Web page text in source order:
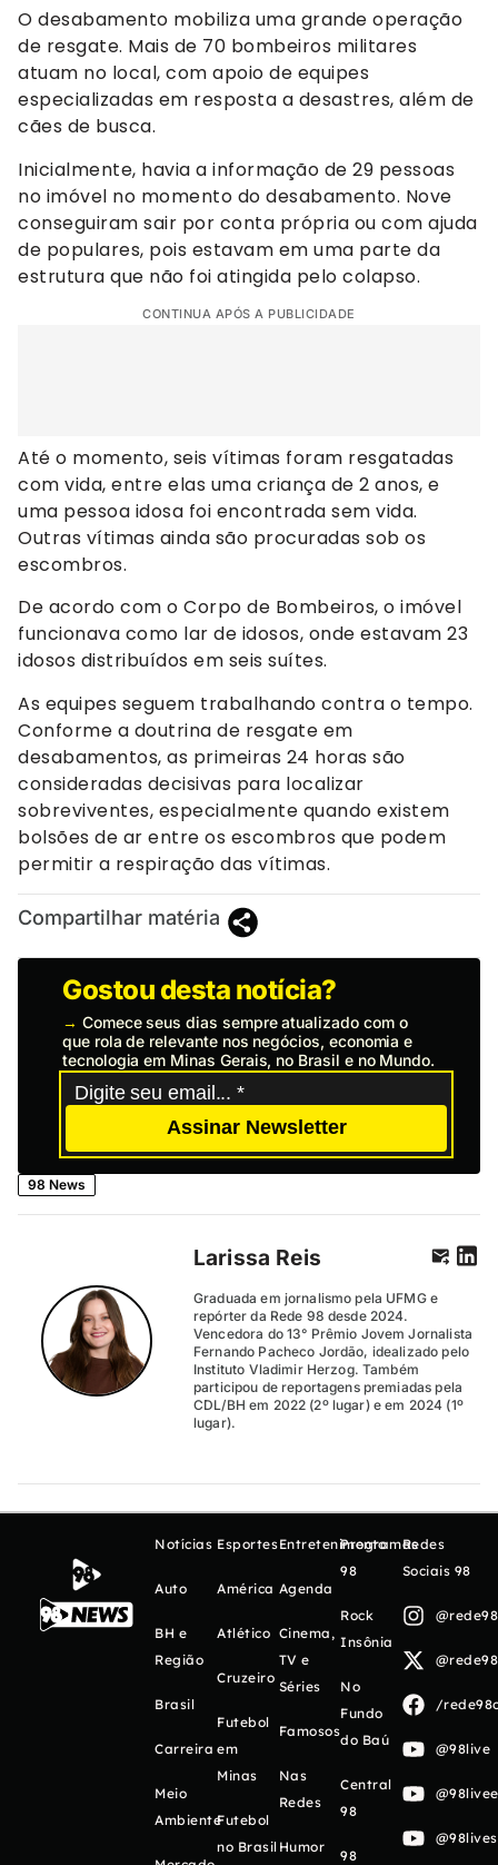
O desabamento mobiliza uma grande operação
de resgate. Mais de 70 bombeiros militares
atuam no local, com apoio de equipes
especializadas em resposta a desastres, além de
cães de busca.
Inicialmente, havia a informação de 29 pessoas
no imóvel no momento do desabamento. Nove
conseguiram sair por conta própria ou com ajuda
de populares, pois estavam em uma parte da
estrutura que não foi atingida pelo colapso.
CONTINUA APÓS A PUBLICIDADE
Até o momento, seis vítimas foram resgatadas
com vida, entre elas uma criança de 2 anos, e
uma pessoa idosa foi encontrada sem vida.
Outras vítimas ainda são procuradas sob os
escombros.
De acordo com o Corpo de Bombeiros, o imóvel
funcionava como lar de idosos, onde estavam 23
idosos distribuídos em seis suítes.
As equipes seguem trabalhando contra o tempo.
Conforme a doutrina de resgate em
desabamentos, as primeiras 24 horas são
consideradas decisivas para localizar
sobreviventes, especialmente quando existem
bolsões de ar entre os escombros que podem
permitir a respiração das vítimas.
Compartilhar matéria
Gostou desta notícia?
→ Comece seus dias sempre atualizado com o
que rola de relevante nos negócios, economia e
tecnologia em Minas Gerais, no Brasil e no Mundo.
Assinar Newsletter
98 News
Larissa Reis
Graduada em jornalismo pela UFMG e
repórter da Rede 98 desde 2024.
Vencedora do 13° Prêmio Jovem Jornalista
Fernando Pacheco Jordão, idealizado pelo
Instituto Vladimir Herzog. Também
participou de reportagens premiadas pela
CDL/BH em 2022 (2º lugar) e em 2024 (1º
lugar).
Notícias
Auto
BH e
Região
Brasil
Carreira
Meio
Ambiente
Esportes
América
Atlético
Cruzeiro
Futebol
em
Minas
Futebol
no Brasil
Entretenimento
Agenda
Cinema,
TV e
Séries
Famosos
Nas
Redes
Humor
Programas
98
Rock
Insônia
No
Fundo
do Baú
Central
98
98
Redes
Sociais 98
/
@98live